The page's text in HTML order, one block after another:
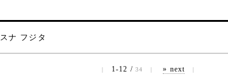
スナ フジタ
| 1-12 /34 | » next |